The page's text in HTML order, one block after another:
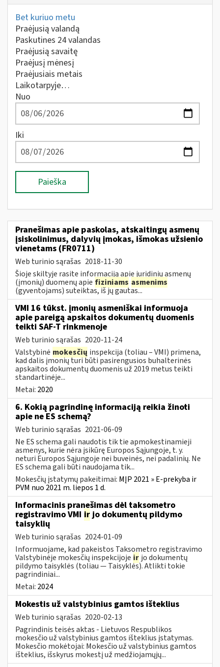
Bet kuriuo metu
Praėjusią valandą
Paskutines 24 valandas
Praėjusią savaitę
Praėjusį mėnesį
Praėjusiais metais
Laikotarpyje…
Nuo
Iki
Paieška
Pranešimas apie paskolas, atskaitingų asmenų
įsiskolinimus, dalyvių įmokas, išmokas užsienio
vienetams (FR0711)
Web turinio sąrašas 2018-11-30
Šioje skiltyje rasite informaciją apie juridinių asmenų
(įmonių) duomenų apie fiziniams asmenims
(gyventojams) suteiktas, iš jų gautas...
VMI 16 tūkst. įmonių asmeniškai informuoja
apie pareigą apskaitos dokumentų duomenis
teikti SAF-T rinkmenoje
Web turinio sąrašas 2020-11-24
Valstybinė mokesčių inspekcija (toliau – VMI) primena,
kad dalis įmonių turi būti pasirengusios buhalterinės
apskaitos dokumentų duomenis už 2019 metus teikti
standartinėje...
Metai: 2020
6. Kokią pagrindinę informaciją reikia žinoti
apie ne ES schemą?
Web turinio sąrašas 2021-06-09
Ne ES schema gali naudotis tik tie apmokestinamieji
asmenys, kurie nėra įsikūrę Europos Sąjungoje, t. y.
neturi Europos Sąjungoje nei buveinės, nei padalinių. Ne
ES schema gali būti naudojama tik...
Mokesčių įstatymų pakeitimai: MĮP 2021 » E-prekyba ir
PVM nuo 2021 m. liepos 1 d.
Informacinis pranešimas dėl taksometro
registravimo VMI irjo dokumentų pildymo
taisyklių
Web turinio sąrašas 2024-01-09
Informuojame, kad pakeistos Taksometro registravimo
Valstybinėje mokesčių inspekcijoje ir jo dokumentų
pildymo taisyklės (toliau — Taisyklės). Atlikti tokie
pagrindiniai...
Metai: 2024
Mokestis už valstybinius gamtos išteklius
Web turinio sąrašas 2020-02-13
Pagrindinis teisės aktas - Lietuvos Respublikos
mokesčio už valstybinius gamtos išteklius įstatymas.
Mokesčio mokėtojai: Mokesčio už valstybinius gamtos
išteklius, išskyrus mokestį už medžiojamųjų...